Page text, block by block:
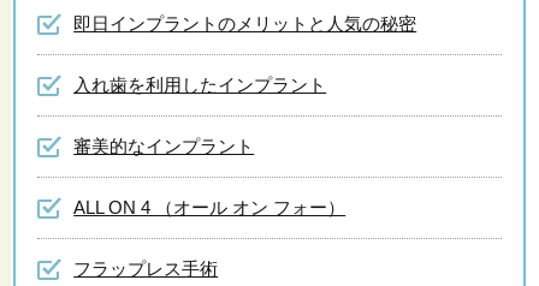
即日インプラントのメリットと人気の秘密
入れ歯を利用したインプラント
審美的なインプラント
ALL ON 4 （オール オン フォー）
フラップレス手術